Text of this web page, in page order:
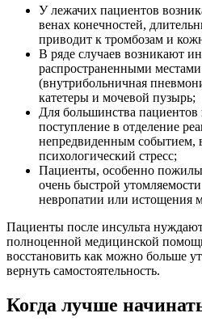
У лежачих пациентов
венах конечностей,
приводит к тромбозам и
В ряде случаев возникают
распространенными
(внутрибольничная
катетеры и мочевой пузырь;
Для большинства пациентов
поступление в отделение
непредвиденным
психологический стресс;
Пациенты, особенно
очень быстрой утомляемости
невропатии или истощения
Пациенты после инсульта
полноценной медицинской
восстановить как можно больше
вернуть самостоятельность.
Когда лучше